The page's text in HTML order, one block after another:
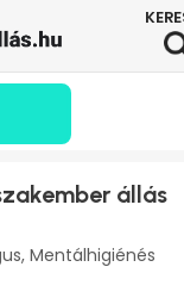
állás
Mentálhigiénés